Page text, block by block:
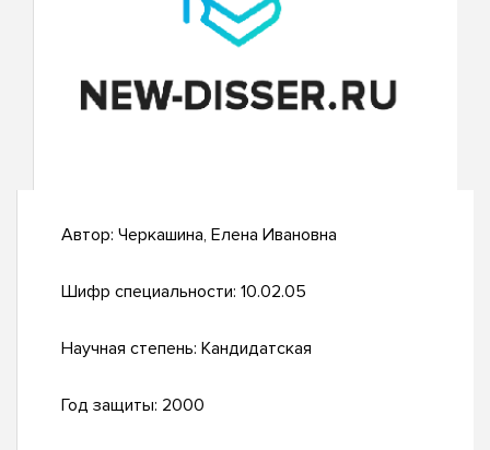
Автор: Черкашина, Елена Ивановна
Шифр специальности: 10.02.05
Научная степень: Кандидатская
Год защиты: 2000